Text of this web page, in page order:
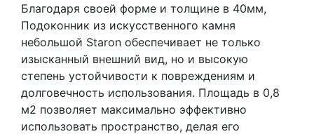
Благодаря своей форме и толщине в 40мм,
Подоконник из искусственного камня
небольшой Staron обеспечивает не только
изысканный внешний вид, но и высокую
степень устойчивости к повреждениям и
долговечность использования. Площадь в 0,8
м2 позволяет максимально эффективно
использовать пространство, делая его